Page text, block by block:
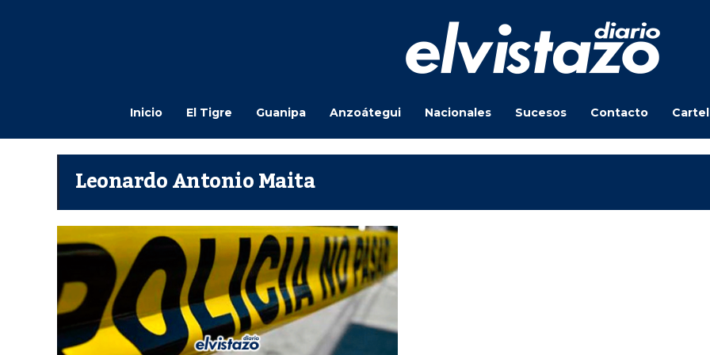
Inicio El Tigre Guanipa Anzoátegui Nacionales Sucesos Contacto
Leonardo Antonio Maita